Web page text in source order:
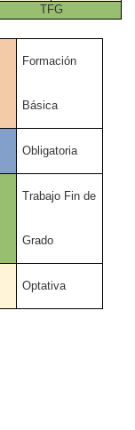
TFG
Formación
Básica
Obligatoria
Trabajo Fin de
Grado
Optativa